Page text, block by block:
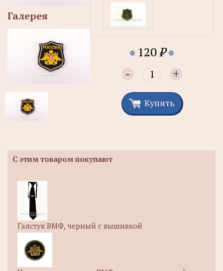
Галерея
120₽
- +
Купить
С этим товаром покупают
Галстук ВМФ, черный с вышивкой